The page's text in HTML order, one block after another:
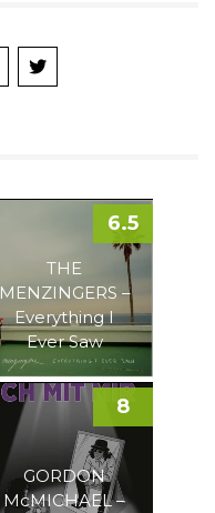
THE
MENZINGERS –
Everything I
Ever Saw
6.5
GORDON
McMICHAEL –
8